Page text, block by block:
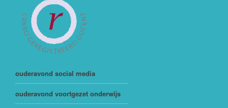
ouderavond social media
ouderavond voortgezet onderwijs